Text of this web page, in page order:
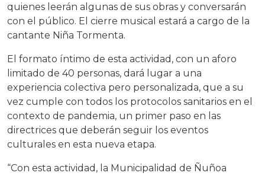
quienes leerán algunas de sus obras y conversarán
con el público. El cierre musical estará a cargo de la
cantante Niña Tormenta.
El formato íntimo de esta actividad, con un aforo
limitado de 40 personas, dará lugar a una
experiencia colectiva pero personalizada, que a su
vez cumple con todos los protocolos sanitarios en el
contexto de pandemia, un primer paso en las
directrices que deberán seguir los eventos
culturales en esta nueva etapa.
“Con esta actividad, la Municipalidad de Ñuñoa